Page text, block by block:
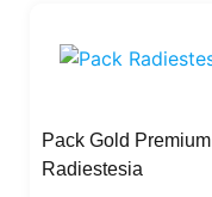
Pack Gold Premium
Radiestesia